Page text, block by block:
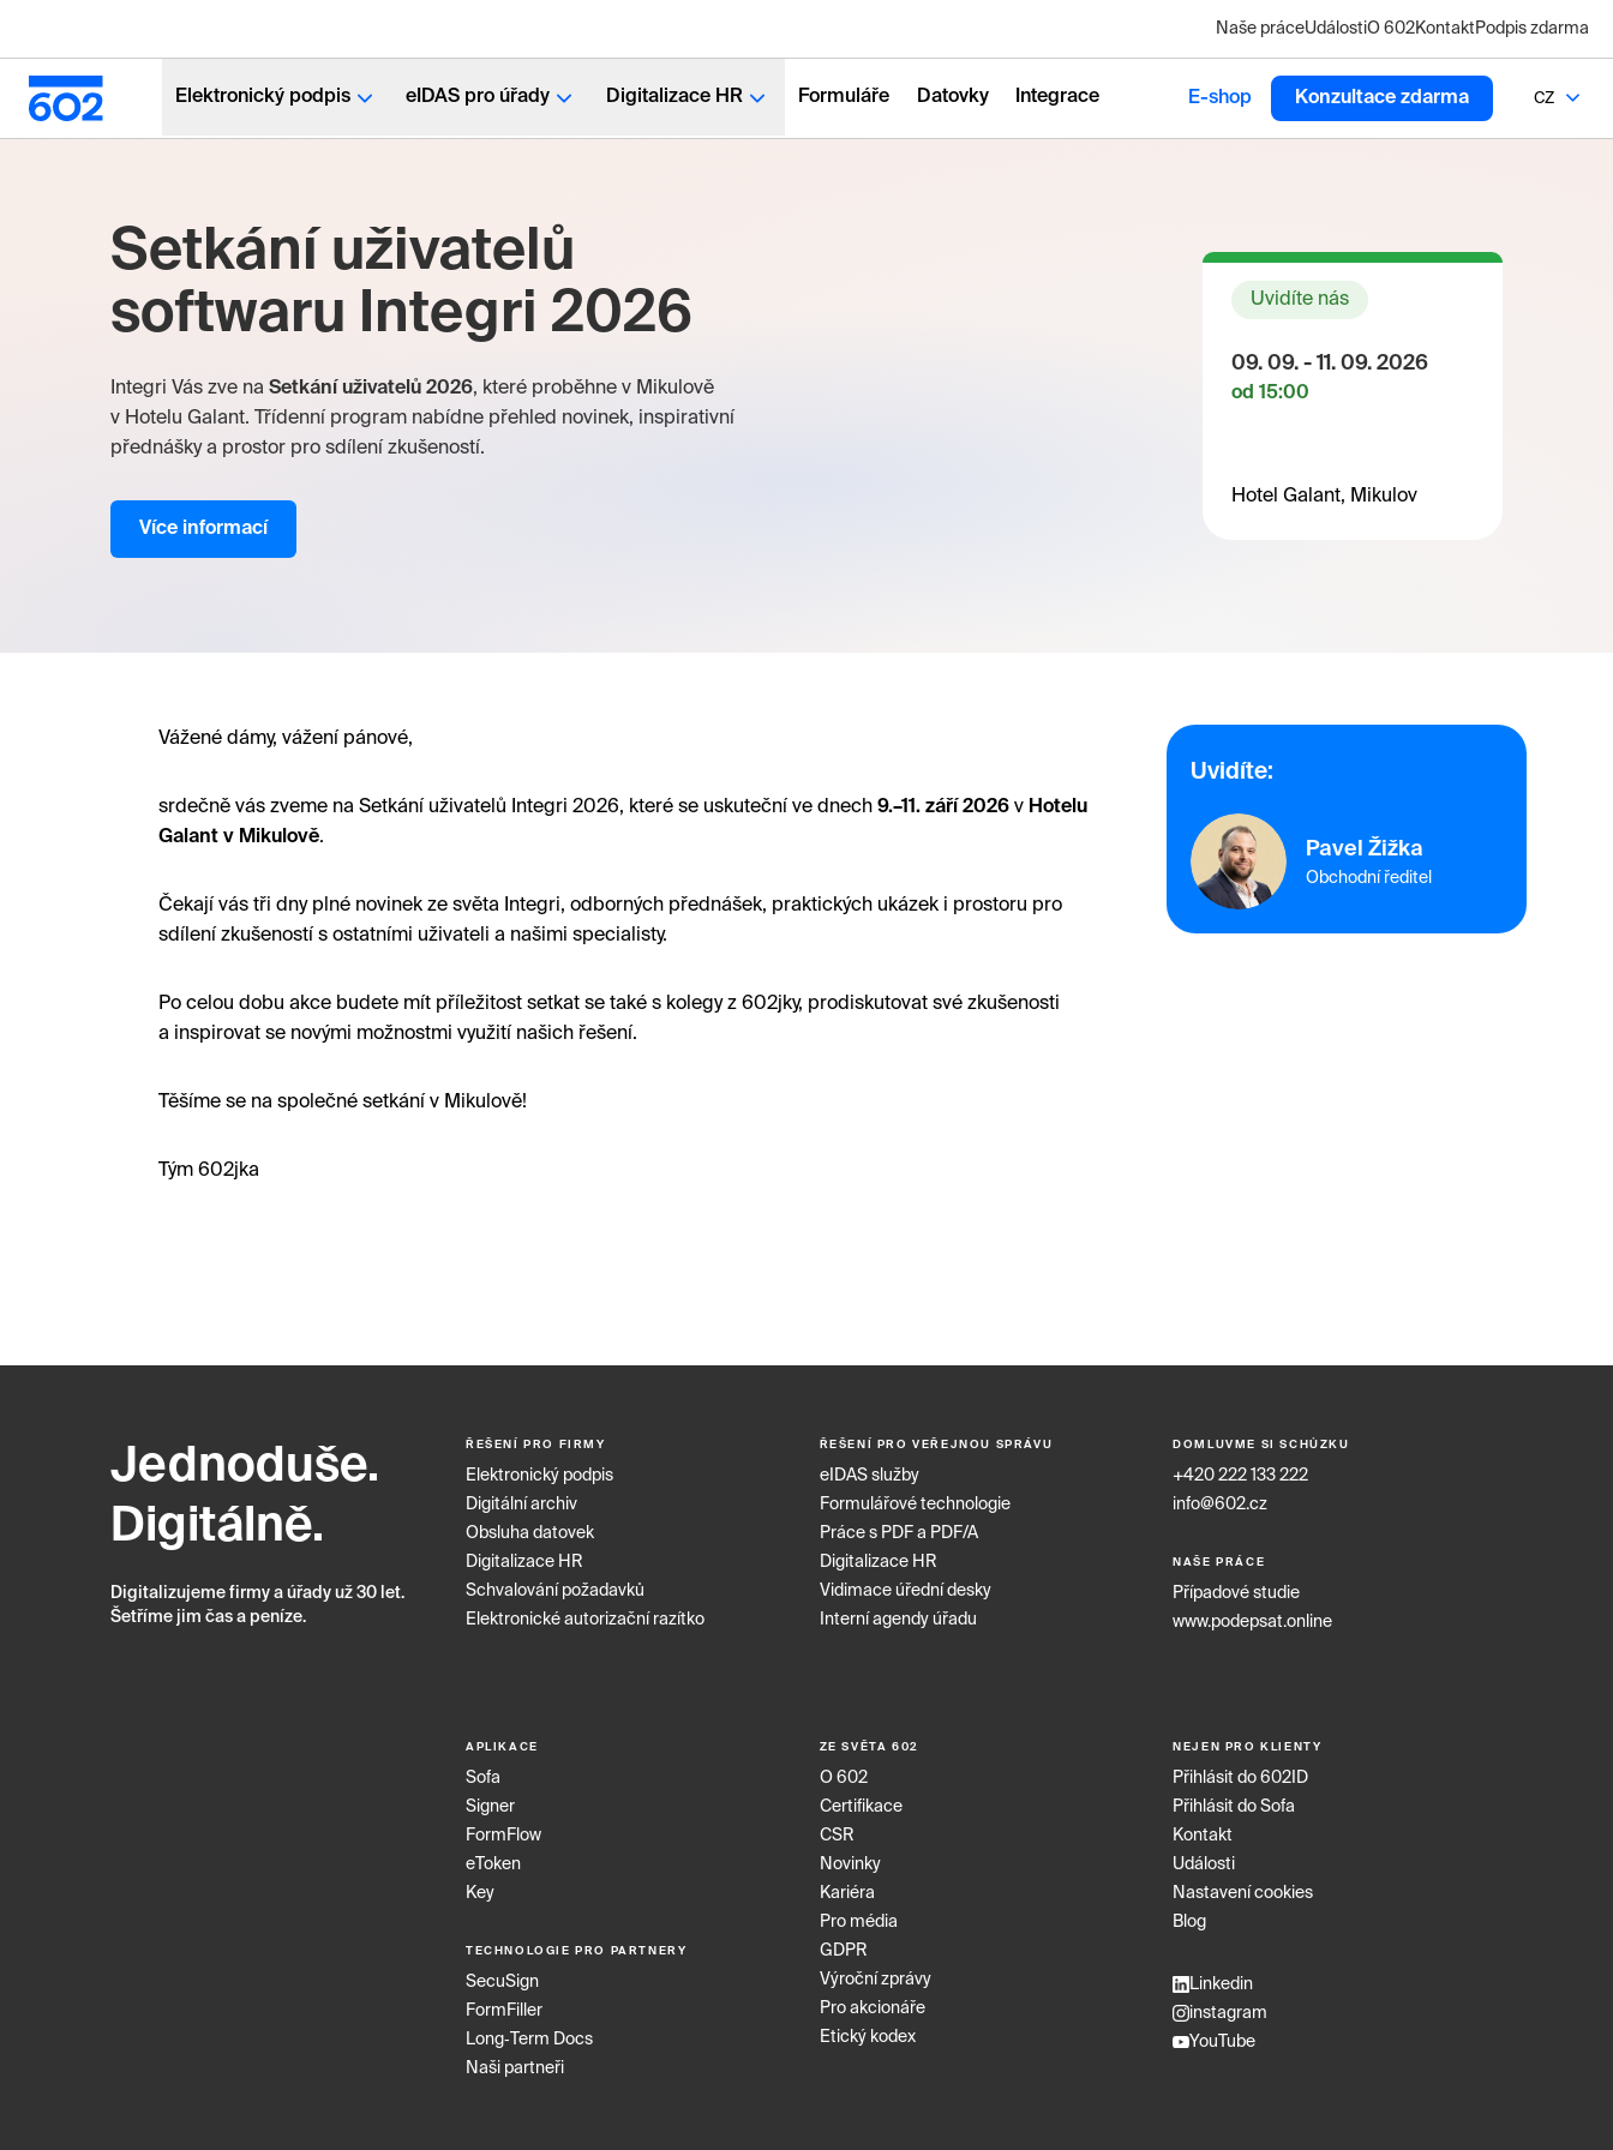
Naše práceUdálostiO 602Kontakt Podpis zdarma
Elektronický podpis eIDAS pro úřady Digitalizace HR Formuláře Datovky Integrace E-shop Konzultace zdarma CZ
Setkání uživatelů
softwaru Integri 2026
Integri Vás zve na Setkání uživatelů 2026, které proběhne v Mikulově
v Hotelu Galant. Třídenní program nabídne přehled novinek, inspirativní
přednášky a prostor pro sdílení zkušeností.
Více informací
Uvidíte nás
09. 09. - 11. 09. 2026
od 15:00
Hotel Galant, Mikulov
Vážené dámy, vážení pánové,
srdečně vás zveme na Setkání uživatelů Integri 2026, které se uskuteční ve dnech 9.–11. září 2026 v Hotelu
Galant v Mikulově.
Čekají vás tři dny plné novinek ze světa Integri, odborných přednášek, praktických ukázek i prostoru pro
sdílení zkušeností s ostatními uživateli a našimi specialisty.
Po celou dobu akce budete mít příležitost setkat se také s kolegy z 602jky, prodiskutovat své zkušenosti
a inspirovat se novými možnostmi využití našich řešení.
Těšíme se na společné setkání v Mikulově!
Tým 602jka
Uvidíte:
Pavel Žižka
Obchodní ředitel
Jednoduše.
Digitálně.
Digitalizujeme firmy a úřady už 30 let.
Šetříme jim čas a peníze.
ŘEŠENÍ PRO FIRMY
Elektronický podpis
Digitální archiv
Obsluha datovek
Digitalizace HR
Schvalování požadavků
Elektronické autorizační razítko
ŘEŠENÍ PRO VEŘEJNOU SPRÁVU
eIDAS služby
Formulářové technologie
Práce s PDF a PDF/A
Digitalizace HR
Vidimace úřední desky
Interní agendy úřadu
DOMLUVME SI SCHŮZKU
+420 222 133 222
info@602.cz
NAŠE PRÁCE
Případové studie
www.podepsat.online
APLIKACE
Sofa
Signer
FormFlow
eToken
Key
TECHNOLOGIE PRO PARTNERY
SecuSign
FormFiller
Long‑Term Docs
Naši partneři
ZE SVĚTA 602
O 602
Certifikace
CSR
Novinky
Kariéra
Pro média
GDPR
Výroční zprávy
Pro akcionáře
Etický kodex
NEJEN PRO KLIENTY
Přihlásit do 602ID
Přihlásit do Sofa
Kontakt
Události
Nastavení cookies
Blog
Linkedin
instagram
YouTube